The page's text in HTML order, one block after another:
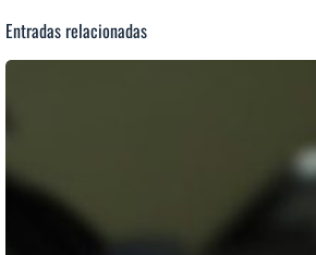
Entradas relacionadas